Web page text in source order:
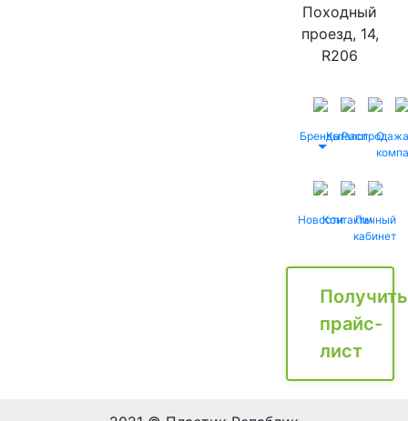
Походный
проезд, 14,
R206
БрендыКаталог
Распродажа
О
НовостиКонтактыЛичный
кабинет
Получить
прайс-
лист